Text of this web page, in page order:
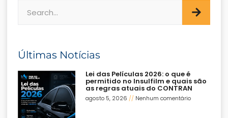
Últimas Notícias
Lei das Películas 2026: o que é
permitido no Insulfilm e quais são
as regras atuais do CONTRAN
agosto 5, 2026 Nenhum comentário